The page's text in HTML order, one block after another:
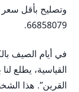
وتصليح بأقل
66858079.
في أيام الصيف
القياسية، يطلع
القرين”. هذا